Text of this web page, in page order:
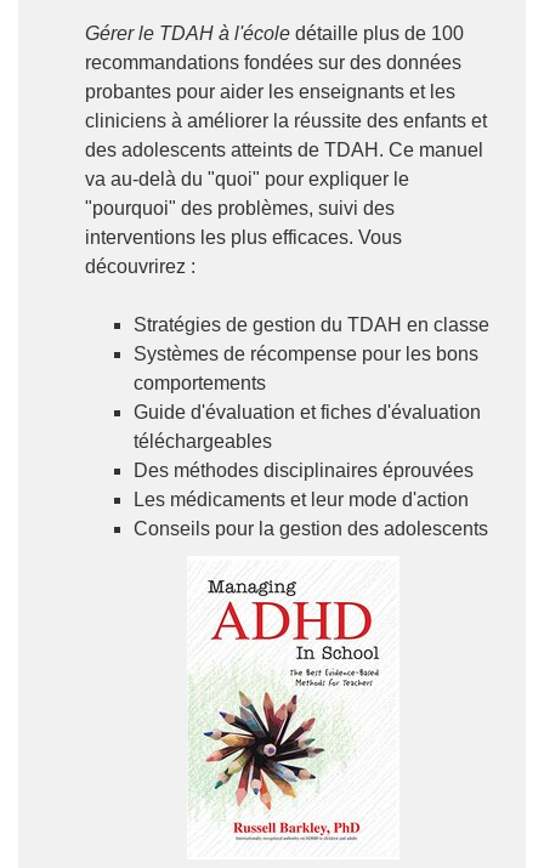
Gérer le TDAH à l'école détaille plus de 100
recommandations fondées sur des données
probantes pour aider les enseignants et les
cliniciens à améliorer la réussite des enfants et
des adolescents atteints de TDAH. Ce manuel
va au-delà du "quoi" pour expliquer le
"pourquoi" des problèmes, suivi des
interventions les plus efficaces. Vous
découvrirez :
Stratégies de gestion du TDAH en classe
Systèmes de récompense pour les bons
comportements
Guide d'évaluation et fiches d'évaluation
téléchargeables
Des méthodes disciplinaires éprouvées
Les médicaments et leur mode d'action
Conseils pour la gestion des adolescents